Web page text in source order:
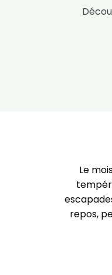
Le
repos,